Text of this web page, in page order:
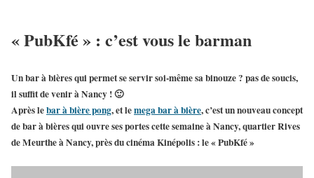
« PubKfé » : c’est vous le barman
Unbar à bièresqui permet se servir soi-même sa binouze ? pas de soucis,
il suffit de venir à Nancy ! 🙂
Après lebar à bière pong, et lemega bar à bière, c’est unnouveau concept
de bar à bièresqui ouvre ses portes cette semaine à Nancy, quartier Rives
de Meurthe à Nancy, près du cinéma Kinépolis : le «PubKfé»